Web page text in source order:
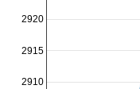
2910
2915
2920